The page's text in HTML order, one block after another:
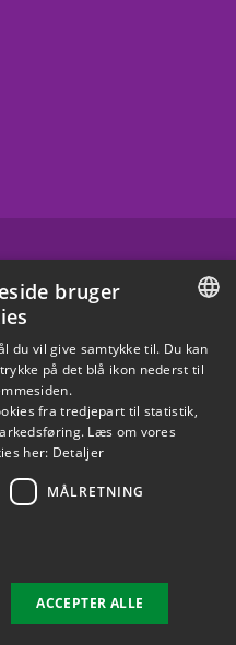
DANISH
ENGLISH
bruger
du vil give samtykke til. Du kan
på det blå ikon nederst til
fra tredjepart til statistik,
Læs om vores
her: Detaljer
MÅLRETNING
ACCEPTER ALLE